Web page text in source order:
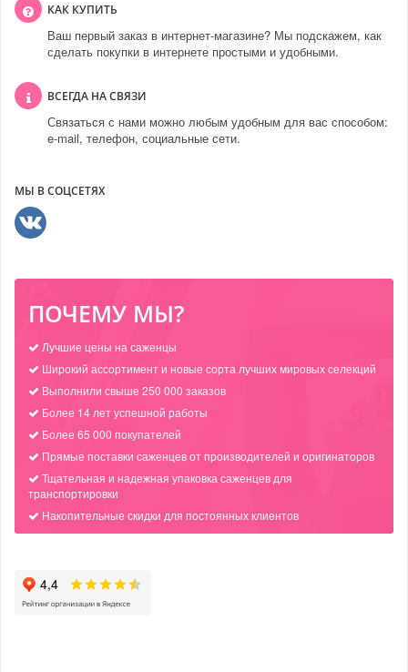
КАК КУПИТЬ
Ваш первый заказ в интернет-магазине? Мы подскажем, как
сделать покупки в интернете простыми и удобными.
ВСЕГДА НА СВЯЗИ
Связаться с нами можно любым удобным для вас способом:
e-mail, телефон, социальные сети.
МЫ В СОЦСЕТЯХ
ПОЧЕМУ МЫ?
Лучшие цены на саженцы
Широкий ассортимент и новые сорта лучших мировых селекций
Выполнили свыше 250 000 заказов
Более 14 лет успешной работы
Более 65 000 покупателей
Прямые поставки саженцев от производителей и оригинаторов
Тщательная и надежная упаковка саженцев для
транспортировки
Накопительные скидки для постоянных клиентов